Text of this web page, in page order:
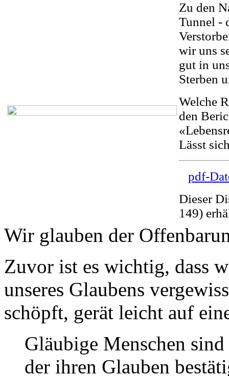
Zu den
Tunnel -
wir uns
gut in
Sterben
Welche
den
Lässt
pdf-
Dieser
149)
Wir glauben der
Zuvor ist es wichtig, dass
unseres Glaubens
schöpft, gerät leicht auf
Gläubige Menschen
der ihren Glauben